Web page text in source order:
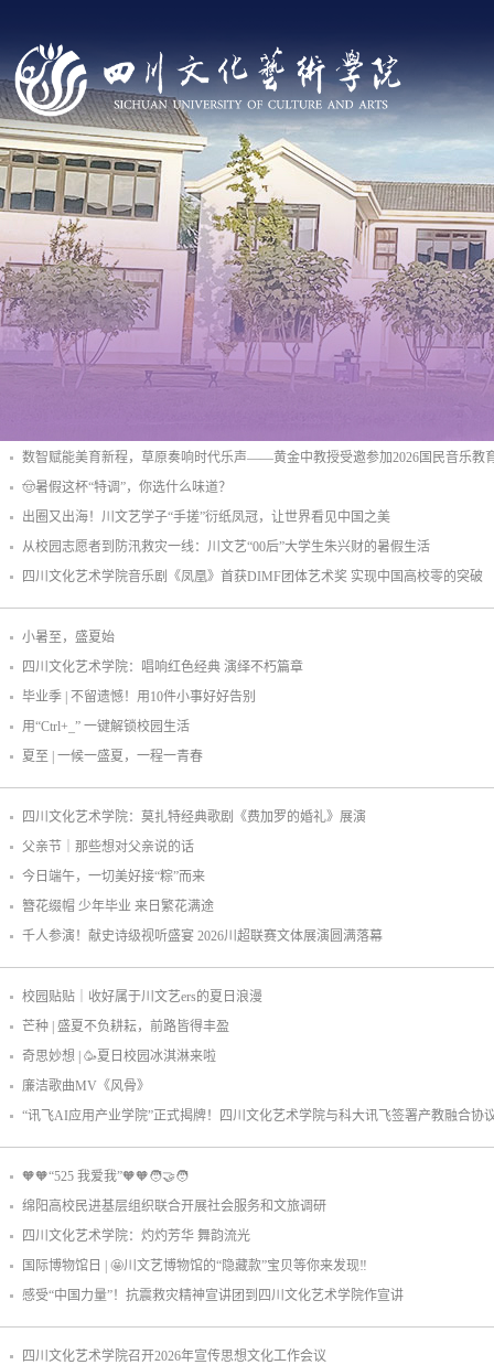
数智赋能美育新程，草原奏响时代乐声——黄金中教授受邀参加2026国民音乐教
🤠暑假这杯“特调”，你选什么味道？
出圈又出海！川文艺学子“手搓”衍纸凤冠，让世界看见中国之美
从校园志愿者到防汛救灾一线：川文艺“00后”大学生朱兴财的暑假生活
四川文化艺术学院音乐剧《凤凰》首获DIMF团体艺术奖 实现中国高校零的突破
小暑至，盛夏始
四川文化艺术学院：唱响红色经典 演绎不朽篇章
毕业季 | 不留遗憾！用10件小事好好告别
用“Ctrl+_” 一键解锁校园生活
夏至 | 一候一盛夏，一程一青春
四川文化艺术学院：莫扎特经典歌剧《费加罗的婚礼》展演
父亲节｜那些想对父亲说的话
今日端午，一切美好接“粽”而来
簪花缀帽 少年毕业 来日繁花满途
千人参演！献史诗级视听盛宴 2026川超联赛文体展演圆满落幕
校园贴贴｜收好属于川文艺ers的夏日浪漫
芒种 | 盛夏不负耕耘，前路皆得丰盈
奇思妙想 | 🥳夏日校园冰淇淋来啦
廉洁歌曲MV《风骨》
“讯飞AI应用产业学院”正式揭牌！四川文化艺术学院与科大讯飞签署产教融合协
🧡🧡“525 我爱我”🧡🧡🧑‍🤝‍🧑
绵阳高校民进基层组织联合开展社会服务和文旅调研
四川文化艺术学院：灼灼芳华 舞韵流光
国际博物馆日 | 🤩川文艺博物馆的“隐藏款”宝贝等你来发现‼️
感受“中国力量”！抗震救灾精神宣讲团到四川文化艺术学院作宣讲
四川文化艺术学院召开2026年宣传思想文化工作会议